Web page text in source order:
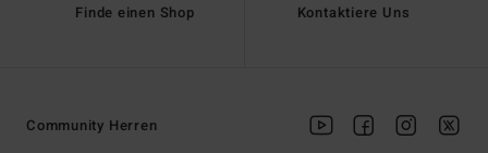
Finde einen Shop Kontaktiere Uns
Community Herren